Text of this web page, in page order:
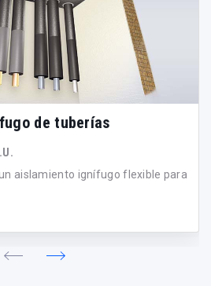
de tuberías
aislamiento ignífugo flexible para